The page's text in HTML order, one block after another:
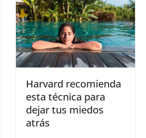
​Harvard recomienda
esta técnica para
dejar tus miedos
atrás